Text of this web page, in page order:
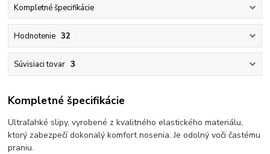
Kompletné špecifikácie
Hodnotenie 32
Súvisiaci tovar 3
Kompletné špecifikácie
Ultraľahké slipy, vyrobené z kvalitného elastického materiálu,
ktorý zabezpečí dokonalý komfort nosenia. Je odolný voči častému
praniu.